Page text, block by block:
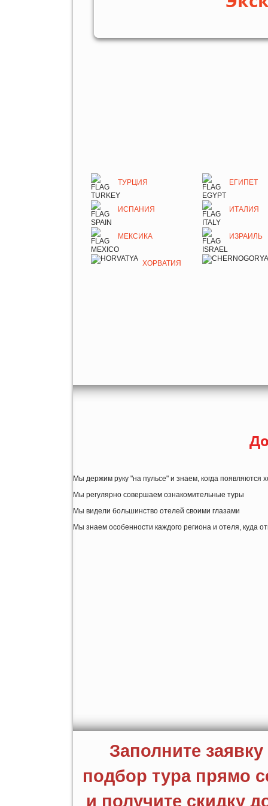
ТУРЦИЯ ЕГИПЕТ
ИСПАНИЯ ИТАЛИЯ
МЕКСИКА ИЗРАИЛЬ
ХОРВАТИЯ
Мы держим руку "на пульсе" и знаем, когда появляются
Мы регулярно совершаем ознакомительные туры
Мы видели большинство отелей своими глазами
Мы знаем особенности каждого региона и отеля, куда